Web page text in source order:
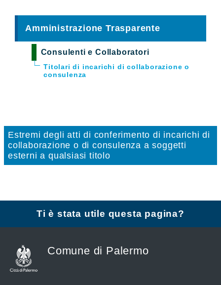
Amministrazione Trasparente
Consulenti e Collaboratori
Titolari di incarichi di collaborazione o
consulenza
Estremi degli atti di conferimento di incarichi di
collaborazione o di consulenza a soggetti
esterni a qualsiasi titolo
Ti è stata utile questa pagina?
Comune di Palermo